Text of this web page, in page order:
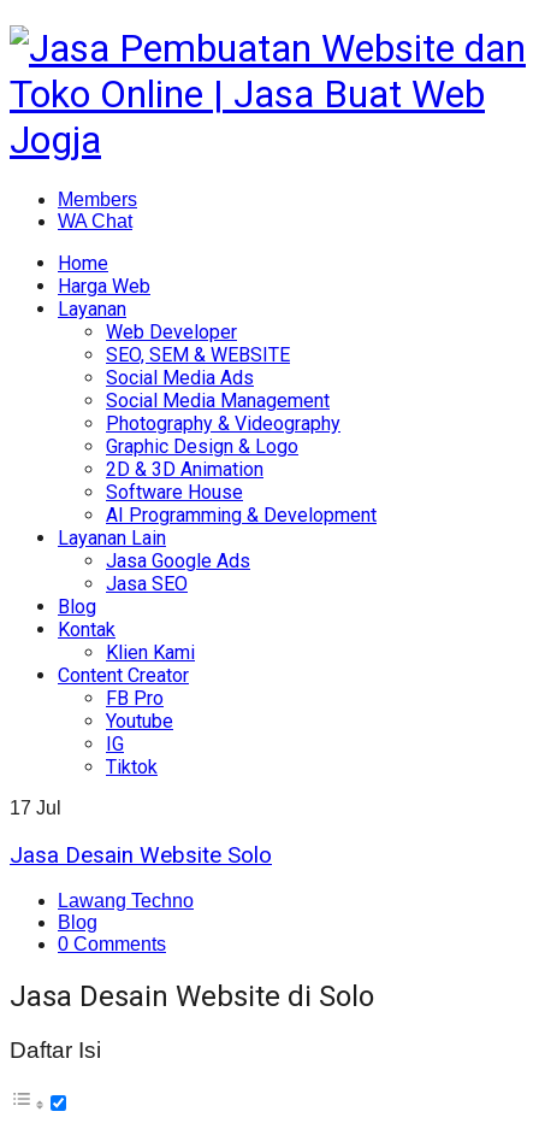
Members
WA Chat
Home
Harga Web
Layanan
Web Developer
SEO, SEM & WEBSITE
Social Media Ads
Social Media Management
Photography & Videography
Graphic Design & Logo
2D & 3D Animation
Software House
AI Programming & Development
Layanan Lain
Jasa Google Ads
Jasa SEO
Blog
Kontak
Klien Kami
Content Creator
FB Pro
Youtube
IG
Tiktok
17 Jul
Jasa Desain Website Solo
Lawang Techno
Blog
0 Comments
Jasa Desain Website di Solo
Daftar Isi